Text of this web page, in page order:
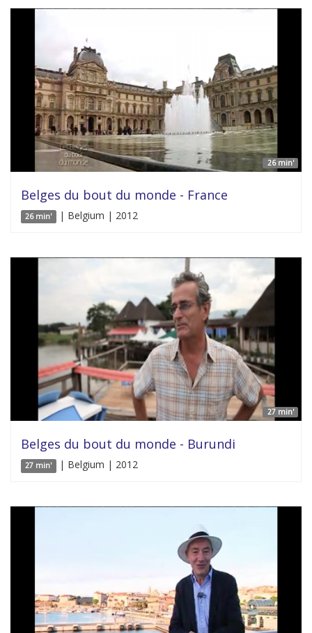
26 min'
Belges du bout du monde - France
26 min' | Belgium | 2012
27 min'
Belges du bout du monde - Burundi
27 min' | Belgium | 2012